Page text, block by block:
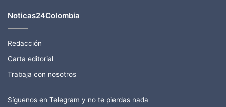
Noticas24Colombia
Redacción
Carta editorial
Trabaja con nosotros
Síguenos en Telegram y no te pierdas nada